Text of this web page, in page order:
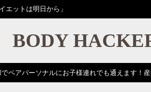
エットは明日から」
BODY
でペアパーソナルにお子様連れでも通えます！